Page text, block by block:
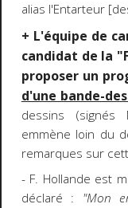
alias l'Entarteur
+ L'équipe de
candidat de la
proposer un
d'une bande-
dessins (signés
emmène loin du
remarques sur
- F. Hollande est
déclaré : "Mon